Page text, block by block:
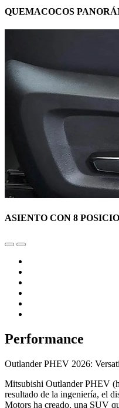
QUEMACOCOS
ASIENTO CON 8
Performance
Outlander PHEV 2026:
Mitsubishi Outlander PHEV
resultado de la ingeniería, el
Motors ha creado, una SUV